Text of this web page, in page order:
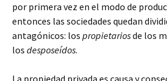
por primera vez en el modo de
entonces las sociedades quedan
antagónicos: los propietariosde los
los desposeídos.
La propiedad privada es causa y